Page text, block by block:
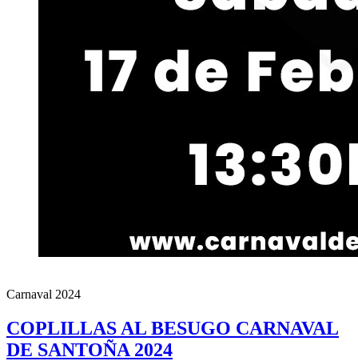
Carnaval 2024
COPLILLAS AL BESUGO CARNAVAL
DE SANTOÑA 2024